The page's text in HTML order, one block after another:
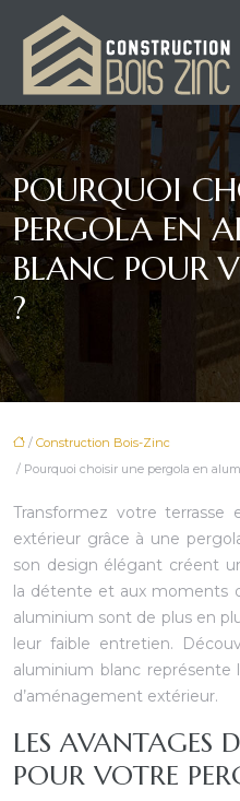
POURQUOI
PERGOLA EN
BLANC POUR
?
/ Construction Bois-Zinc
/ Pourquoi choisir une pergola en
Transformez votre
extérieur grâce à une
son design élégant créent
la détente et aux moments
aluminium sont de plus en
leur faible entretien.
aluminium blanc
d’aménagement extérieur.
LES AVANTAGES
POUR VOTRE